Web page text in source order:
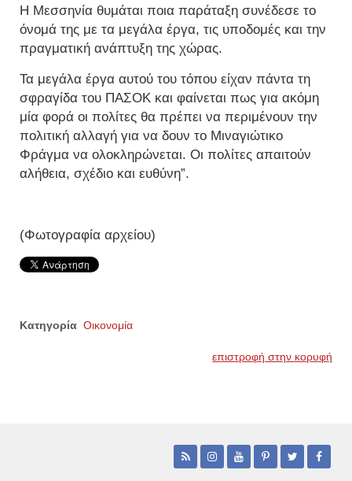
Η Μεσσηνία θυμάται ποια παράταξη συνέδεσε το
όνομά της με τα μεγάλα έργα, τις υποδομές και την
πραγματική ανάπτυξη της χώρας.
Τα μεγάλα έργα αυτού του τόπου είχαν πάντα τη
σφραγίδα του ΠΑΣΟΚ και φαίνεται πως για ακόμη
μία φορά οι πολίτες θα πρέπει να περιμένουν την
πολιτική αλλαγή για να δουν το Μιναγιώτικο
Φράγμα να ολοκληρώνεται. Οι πολίτες απαιτούν
αλήθεια, σχέδιο και ευθύνη”.
(Φωτογραφία αρχείου)
Κατηγορία Οικονομία
επιστροφή στην κορυφή